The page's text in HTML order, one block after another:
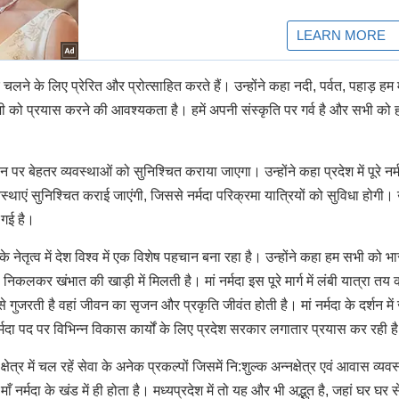
के लिए प्रेरित और प्रोत्साहित करते हैं। उन्होंने कहा नदी, पर्वत, पहाड़ हम
प्रयास करने की आवश्यकता है। हमें अपनी संस्कृति पर गर्व है और सभी को
बेहतर व्यवस्थाओं को सुनिश्चित कराया जाएगा। उन्होंने कहा प्रदेश में पूरे
सुनिश्चित कराई जाएंगी, जिससे नर्मदा परिक्रमा यात्रियों को सुविधा होगी।
है।
नेतृत्व में देश विश्व में एक विशेष पहचान बना रहा है। उन्होंने कहा हम सभी को
खंभात की खाड़ी में मिलती है। मां नर्मदा इस पूरे मार्ग में लंबी यात्रा तय
से गुजरती है वहां जीवन का सृजन और प्रकृति जीवंत होती है। मां नर्मदा के दर्शन में
पद पर विभिन्न विकास कार्यों के लिए प्रदेश सरकार लगातार प्रयास कर रही
क्षेत्र में चल रहें सेवा के अनेक प्रकल्पों जिसमें नि:शुल्क अन्नक्षेत्र एवं आवास
नर्मदा के खंड में ही होता है। मध्यप्रदेश में तो यह और भी अद्भुत है, जहां घर घर